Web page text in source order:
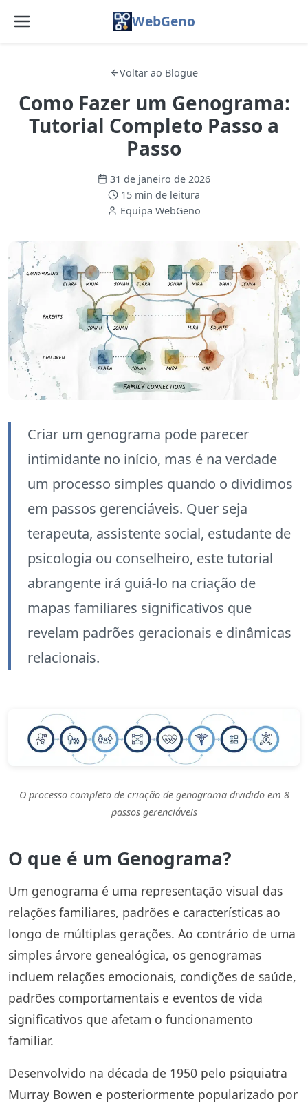
WebGeno
Preços
Sobre
Serviços
Voltar ao Blogue
TUTORIAL
Como Fazer um Genograma:
Tutorial Completo Passo a
Passo
31 de janeiro de 2026
15 min de leitura
Equipa WebGeno
Criar um genograma pode parecer
intimidante no início, mas é na verdade
um processo simples quando o dividimos
em passos gerenciáveis. Quer seja
terapeuta, assistente social, estudante de
psicologia ou conselheiro, este tutorial
abrangente irá guiá-lo na criação de
mapas familiares significativos que
revelam padrões geracionais e dinâmicas
relacionais.
O processo completo de criação de genograma dividido em 8
passos gerenciáveis
O que é um Genograma?
Um genograma é uma representação visual das
relações familiares, padrões e características ao
longo de múltiplas gerações. Ao contrário de uma
simples árvore genealógica, os genogramas
incluem relações emocionais, condições de saúde,
padrões comportamentais e eventos de vida
significativos que afetam o funcionamento
familiar.
Desenvolvido na década de 1950 pelo psiquiatra
Murray Bowen e posteriormente popularizado por